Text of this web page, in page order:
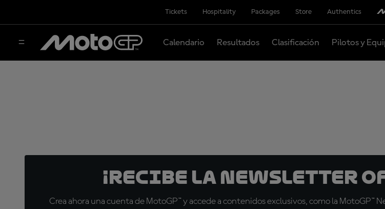
Tickets Hospitality Packages Store Authentics
Calendario Resultados Clasificación Pilotos y
¡Recibe la Newsletter
Crea ahora una cuenta de MotoGP™ y accede a contenidos exclusivos, como la MotoGP™